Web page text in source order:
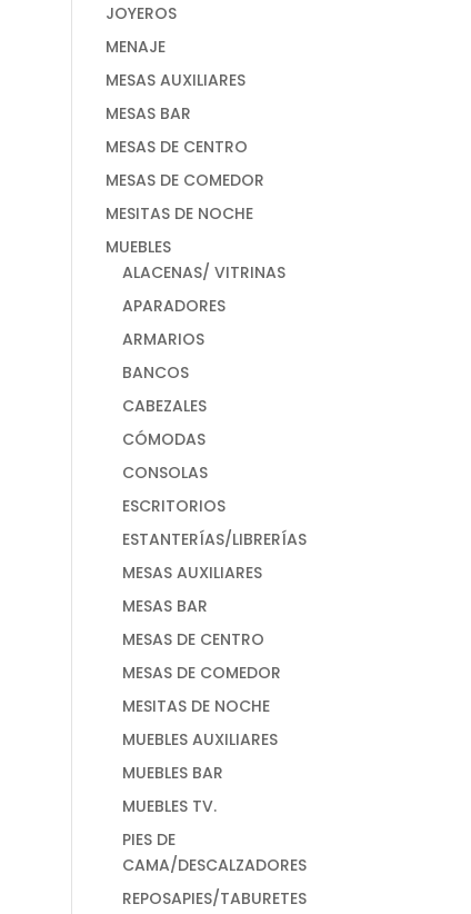
JOYEROS
MENAJE
MESAS AUXILIARES
MESAS BAR
MESAS DE CENTRO
MESAS DE COMEDOR
MESITAS DE NOCHE
MUEBLES
ALACENAS/ VITRINAS
APARADORES
ARMARIOS
BANCOS
CABEZALES
CÓMODAS
CONSOLAS
ESCRITORIOS
ESTANTERÍAS/LIBRERÍAS
MESAS AUXILIARES
MESAS BAR
MESAS DE CENTRO
MESAS DE COMEDOR
MESITAS DE NOCHE
MUEBLES AUXILIARES
MUEBLES BAR
MUEBLES TV.
PIES DE
CAMA/DESCALZADORES
REPOSAPIES/TABURETES